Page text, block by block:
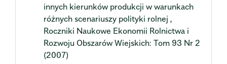
innych kierunków produkcji w warunkach
różnych scenariuszy polityki rolnej ,
Roczniki Naukowe Ekonomii Rolnictwa i
Rozwoju Obszarów Wiejskich: Tom 93 Nr 2
(2007)